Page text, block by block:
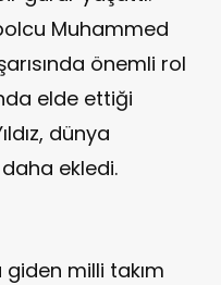
Muhammed
önemli rol
elde ettiği
dünya
ekledi.
milli takım